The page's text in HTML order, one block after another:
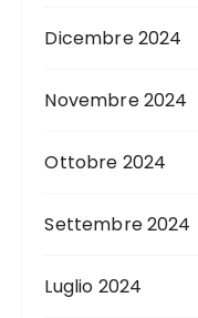
Dicembre 2024
Novembre 2024
Ottobre 2024
Settembre 2024
Luglio 2024